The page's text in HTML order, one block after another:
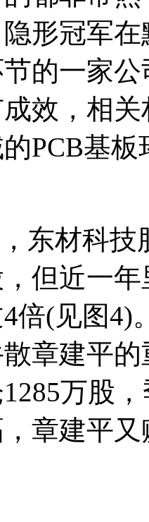
形冠军
节的一家
效，相
PCB基
东材科
但近一
倍(见图4)
章建平
万股
章建平